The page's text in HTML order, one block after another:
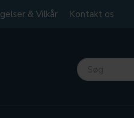
& Vilkår Kontakt os